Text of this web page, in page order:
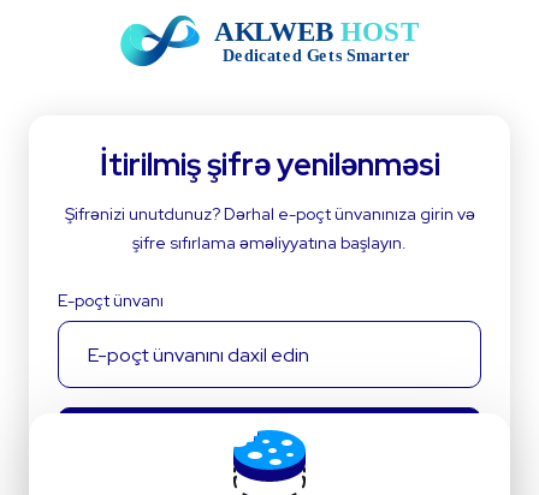
İtirilmiş şifrə yenilənməsi
Şifrənizi unutdunuz? Dərhal e-poçt ünvanınıza girin və
şifre sıfırlama əməliyyatına başlayın.
E-poçt ünvanı
Təsdiqlə